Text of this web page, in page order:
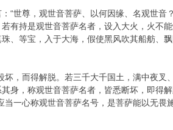
，观世音菩萨、以何因缘、名观世音？
有持是观世音菩萨名者，设入大火，火不
、等宝，入于大海，假使黑风吹其船舫、
而得解脱。若三千大千国土，满中夜叉
身，称观世音菩萨名者，皆悉断坏，即得
一心称观世音菩萨名号，是菩萨能以无